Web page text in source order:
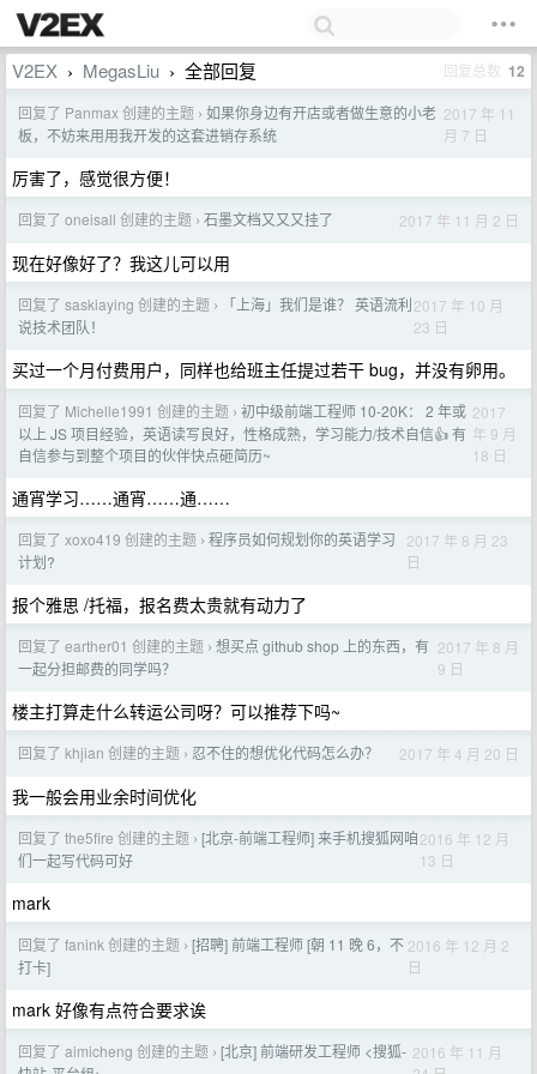
V2EX › MegasLiu › 全部回复 回复总数 12
回复了 Panmax 创建的主题 › 如果你身边有开店或者做生意的小老
板，不妨来用用我开发的这套进销存系统
2017 年 11
月 7 日
厉害了，感觉很方便！
回复了 oneisall 创建的主题 › 石墨文档又又又挂了 2017 年 11 月 2 日
现在好像好了？我这儿可以用
回复了 saskiaying 创建的主题 ›
「上海」我们是谁？ 英语流利
说技术团队！
2017 年 10 月
23 日
买过一个月付费用户，同样也给班主任提过若干 bug，并没有卵用。
回复了 Michelle1991 创建的主题 › 初中级前端工程师 10-20K： 2 年或
以上 JS 项目经验，英语读写良好，性格成熟，学习能力/技术自信👍 有
自信参与到整个项目的伙伴快点砸简历~
2017
年 9 月
18 日
通宵学习……通宵……通……
回复了 xoxo419 创建的主题 › 程序员如何规划你的英语学习
计划?
2017 年 8 月 23
日
报个雅思 /托福，报名费太贵就有动力了
回复了 earther01 创建的主题 › 想买点 github shop 上的东西，有
一起分担邮费的同学吗？
2017 年 8 月
9 日
楼主打算走什么转运公司呀？可以推荐下吗~
回复了 khjian 创建的主题 › 忍不住的想优化代码怎么办？ 2017 年 4 月 20 日
我一般会用业余时间优化
回复了 the5fire 创建的主题 › [北京-前端工程师] 来手机搜狐网咱
们一起写代码可好
2016 年 12 月
13 日
mark
回复了 fanink 创建的主题 › [招聘] 前端工程师 [朝 11 晚 6，不
打卡]
2016 年 12 月 2
日
mark 好像有点符合要求诶
回复了 aimicheng 创建的主题 › [北京] 前端研发工程师 <搜狐- 2016 年 11 月